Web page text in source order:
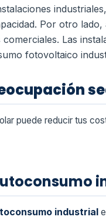
Por otro
comerciales. Las
fotovoltaico
puede reducir tus
industrial